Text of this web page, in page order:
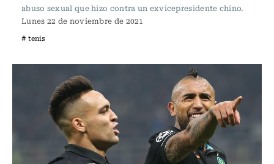
abuso sexual que hizo contra un exvicepresidente chino.
Lunes 22 de noviembre de 2021
# tenis